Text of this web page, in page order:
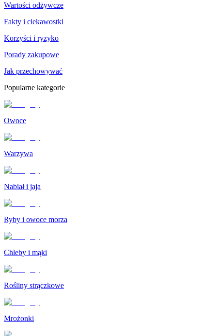
Wartości odżywcze
Fakty i ciekawostki
Korzyści i ryzyko
Porady zakupowe
Jak przechowywać
Popularne kategorie
Owoce
Warzywa
Nabiał i jaja
Ryby i owoce morza
Chleby i mąki
Rośliny strączkowe
Mrożonki